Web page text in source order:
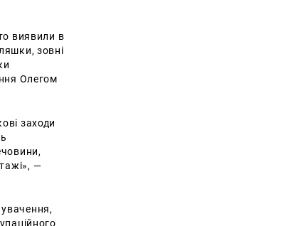
виявили в
зовні
Олегом
заходи
—